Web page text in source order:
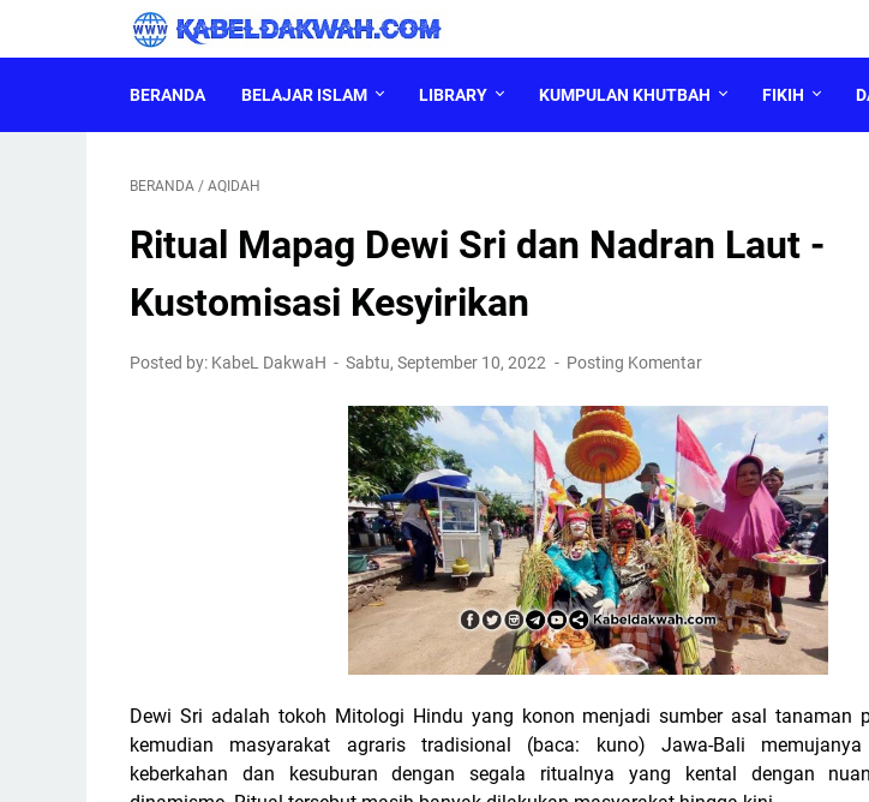
BERANDA BELAJAR ISLAM LIBRARY KUMPULAN KHUTBAH FIKIH
BERANDA / AQIDAH
Ritual Mapag Dewi Sri dan Nadran Laut -
Kustomisasi Kesyirikan
Posted by: KabeL DakwaH Sabtu, September 10, 2022 Posting Komentar
Dewi Sri adalah tokoh Mitologi Hindu yang konon menjadi sumber asal tanaman
kemudian masyarakat agraris tradisional (baca: kuno) Jawa-Bali
keberkahan dan kesuburan dengan segala ritualnya yang kental dengan